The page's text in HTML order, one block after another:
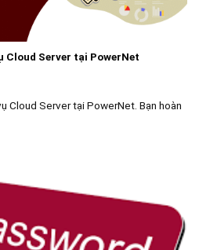
Cloud Server tại PowerNet
Cloud Server tại PowerNet. Bạn hoàn